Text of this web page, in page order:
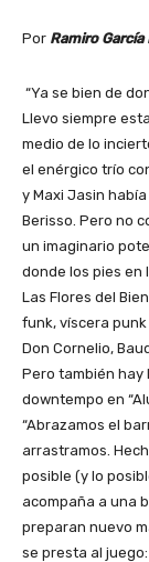
Por Ramiro
“Ya se bien de
Llevo siempre
medio de lo
el enérgico trío
y Maxi Jasin
Berisso. Pero no
un imaginario
donde los pies en
Las Flores del
funk, víscera
Don Cornelio,
Pero también hay
downtempo en
“Abrazamos el
arrastramos.
posible (y lo
acompaña a una
preparan nuevo
se presta al